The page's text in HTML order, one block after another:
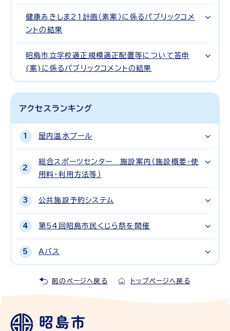
健康あきしま21計画（素案）に係るパブリックコメ
ントの結果
昭島市立学校適正規模適正配置等について答申
(案)に係るパブリックコメントの結果
アクセスランキング
屋内温水プール
総合スポーツセンター 施設案内（施設概要・使
用料・利用方法等）
公共施設予約システム
第54回昭島市民くじら祭を開催
Aバス
前のページへ戻る トップページへ戻る